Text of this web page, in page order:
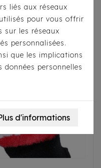
liés aux réseaux
pour vous offrir
sur les réseaux
personnalisées.
que les implications
personnelles